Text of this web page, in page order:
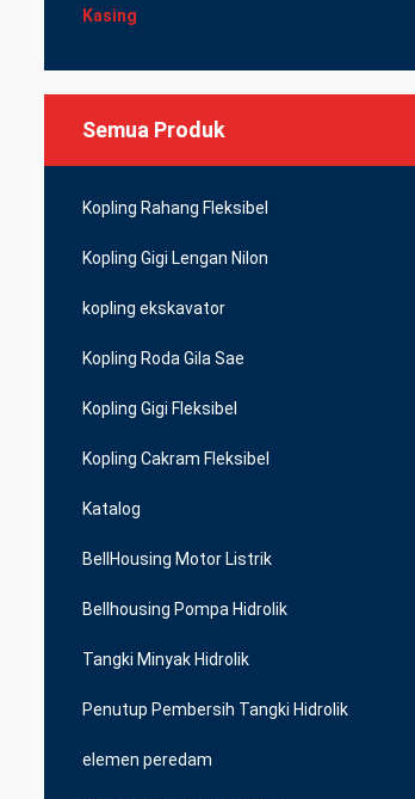
Kasing
Semua Produk
Kopling Rahang Fleksibel
Kopling Gigi Lengan Nilon
kopling ekskavator
Kopling Roda Gila Sae
Kopling Gigi Fleksibel
Kopling Cakram Fleksibel
Katalog
BellHousing Motor Listrik
Bellhousing Pompa Hidrolik
Tangki Minyak Hidrolik
Penutup Pembersih Tangki Hidrolik
elemen peredam